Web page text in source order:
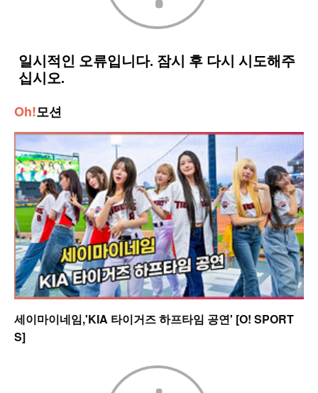
Oh!모션
세이마이네임,'KIA 타이거즈 하프타임 공연' [O! SPORT
S]